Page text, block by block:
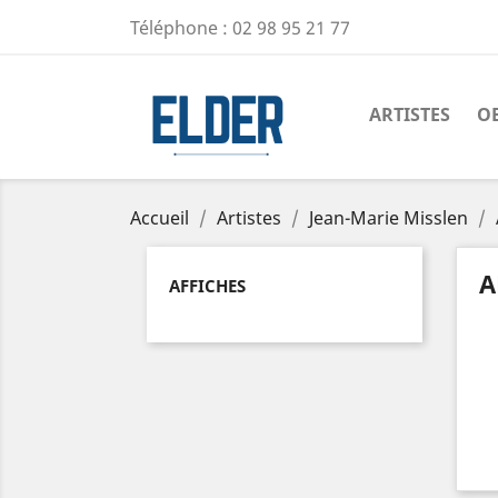
Téléphone : 02 98 95 21 77
ARTISTES
Accueil Artistes Jean-Marie Misslen
AFFICHES